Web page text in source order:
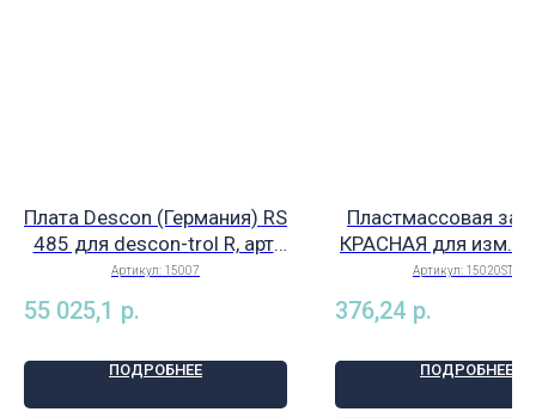
Плата Descon (Германия) RS
485 для descon-trol R, арт.
15007
Артикул: 15007
55 025,1 р.
ПОДРОБНЕЕ
Пластмассовая
КРАСНАЯ для изм.
pH/Rx (упаковка:
для консервации на
период, арт.
Артикул: 15020STO
376,24 р.
ПОДРОБНЕЕ